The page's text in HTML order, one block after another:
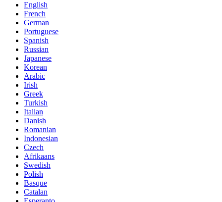
English
French
German
Portuguese
Spanish
Russian
Japanese
Korean
Arabic
Irish
Greek
Turkish
Italian
Danish
Romanian
Indonesian
Czech
Afrikaans
Swedish
Polish
Basque
Catalan